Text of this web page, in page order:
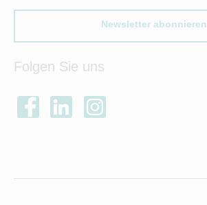
Newsletter abonnieren
Folgen Sie uns